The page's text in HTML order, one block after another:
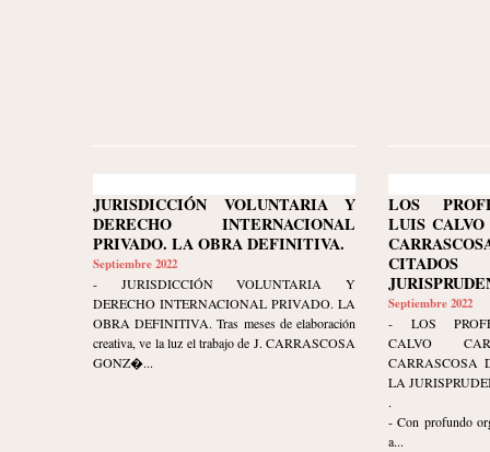
JURISDICCIÓN VOLUNTARIA Y
DERECHO INTERNACIONAL
PRIVADO. LA OBRA DEFINITIVA.
Septiembre 2022
- JURISDICCIÓN VOLUNTARIA Y
DERECHO INTERNACIONAL PRIVADO. LA
OBRA DEFINITIVA. Tras meses de elaboración
creativa, ve la luz el trabajo de J. CARRASCOSA
GONZ�...
LOS
LUIS CALVO
Septiembre 2022
- LOS
CALVO
CARRASCOSA
LA
.
- Con profundo
a...